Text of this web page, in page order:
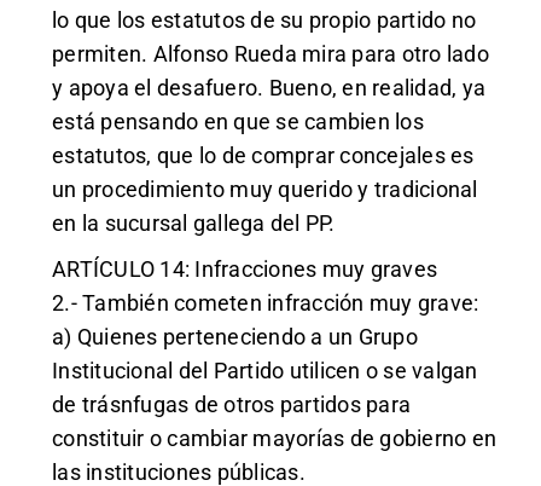
lo que los estatutos de su propio partido no
permiten. Alfonso Rueda mira para otro lado
y apoya el desafuero. Bueno, en realidad, ya
está pensando en que se cambien los
estatutos, que lo de comprar concejales es
un procedimiento muy querido y tradicional
en la sucursal gallega del PP.
ARTÍCULO 14: Infracciones muy graves
2.- También cometen infracción muy grave:
a) Quienes perteneciendo a un Grupo
Institucional del Partido utilicen o se valgan
de trásnfugas de otros partidos para
constituir o cambiar mayorías de gobierno en
las instituciones públicas.